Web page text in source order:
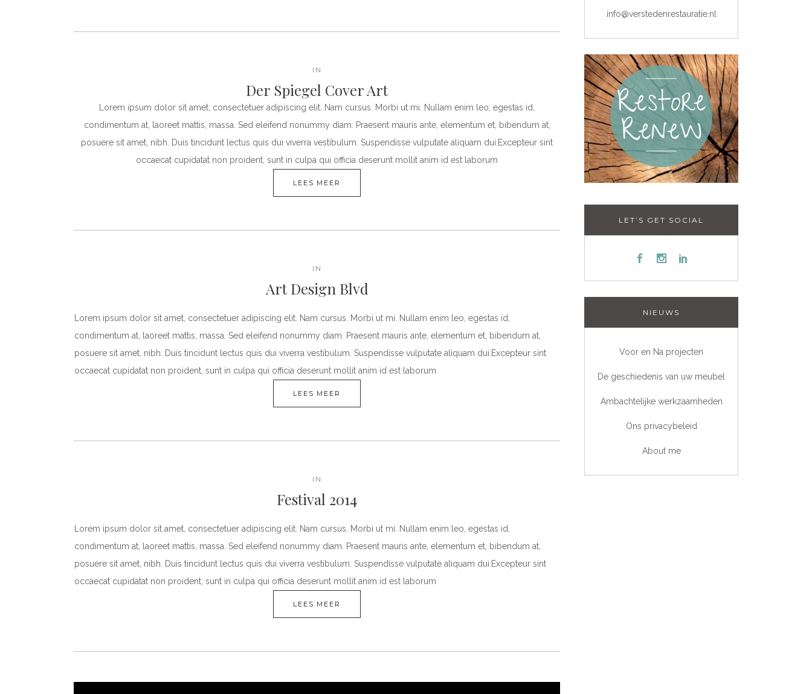
IN
Der Spiegel Cover Art
Lorem ipsum dolor sit amet, consectetuer adipiscing elit. Nam cursus. Morbi ut mi. Nullam enim leo, egestas id,
condimentum at, laoreet mattis, massa. Sed eleifend nonummy diam. Praesent mauris ante, elementum et, bibendum at,
posuere sit amet, nibh. Duis tincidunt lectus quis dui viverra vestibulum. Suspendisse vulputate aliquam dui.Excepteur sint
occaecat cupidatat non proident, sunt in culpa qui officia deserunt mollit anim id est laborum
LEES MEER
IN
Art Design Blvd
Lorem ipsum dolor sit amet, consectetuer adipiscing elit. Nam cursus. Morbi ut mi. Nullam enim leo, egestas id,
condimentum at, laoreet mattis, massa. Sed eleifend nonummy diam. Praesent mauris ante, elementum et, bibendum at,
posuere sit amet, nibh. Duis tincidunt lectus quis dui viverra vestibulum. Suspendisse vulputate aliquam dui.Excepteur sint
occaecat cupidatat non proident, sunt in culpa qui officia deserunt mollit anim id est laborum
LEES MEER
IN
Festival 2014
Lorem ipsum dolor sit amet, consectetuer adipiscing elit. Nam cursus. Morbi ut mi. Nullam enim leo, egestas id,
condimentum at, laoreet mattis, massa. Sed eleifend nonummy diam. Praesent mauris ante, elementum et, bibendum at,
posuere sit amet, nibh. Duis tincidunt lectus quis dui viverra vestibulum. Suspendisse vulputate aliquam dui.Excepteur sint
occaecat cupidatat non proident, sunt in culpa qui officia deserunt mollit anim id est laborum
LEES MEER
info@verstedenrestauratie.nl
LET’S GET SOCIAL
NIEUWS
Voor en Na projecten
De geschiedenis van uw meubel
Ambachtelijke werkzaamheden
Ons privacybeleid
About me